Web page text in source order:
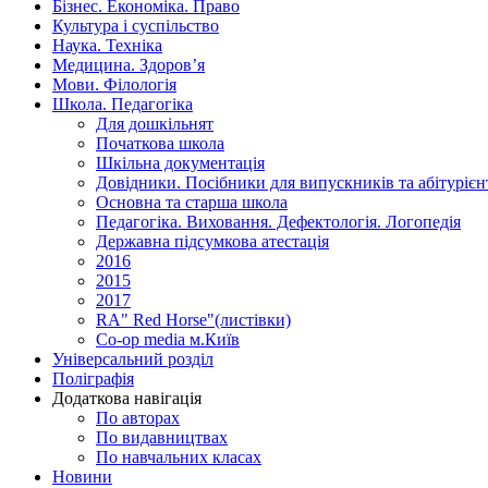
Бізнес. Економіка. Право
Культура і суспільство
Наука. Техніка
Медицина. Здоров’я
Мови. Філологія
Школа. Педагогіка
Для дошкільнят
Початкова школа
Шкільна документація
Довідники. Посібники для випускників та
Основна та старша школа
Педагогіка. Виховання. Дефектологія. Логопедія
Державна підсумкова атестація
2016
2015
2017
RA" Red Horse"(листівки)
Co-op media м.Київ
Універсальний розділ
Поліграфія
Додаткова навігація
По авторах
По видавництвах
По навчальних класах
Новини